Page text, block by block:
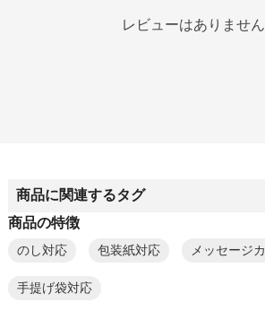
レビューはありません
商品に関連するタグ
商品の特徴
のし対応 包装紙対応 メッセージ
手提げ袋対応